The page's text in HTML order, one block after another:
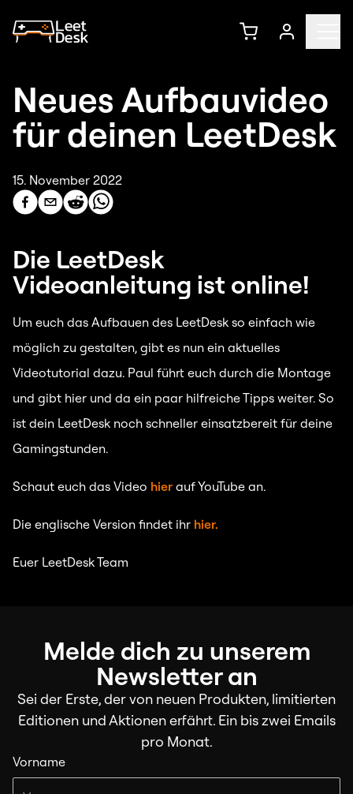
Neues Aufbauvideo
für deinen LeetDesk
15. November 2022
Die LeetDesk
Videoanleitung ist online!
Um euch das Aufbauen des LeetDesk so einfach wie
möglich zu gestalten, gibt es nun ein aktuelles
Videotutorial dazu. Paul führt euch durch die Montage
und gibt hier und da ein paar hilfreiche Tipps weiter. So
ist dein LeetDesk noch schneller einsatzbereit für deine
Gamingstunden.
Schaut euch das Video hier auf YouTube an.
Die englische Version findet ihr hier.
Euer LeetDesk Team
Melde dich zu unserem
Newsletter an
Sei der Erste, der von neuen Produkten, limitierten
Editionen und Aktionen erfährt. Ein bis zwei Emails
pro Monat.
Vorname